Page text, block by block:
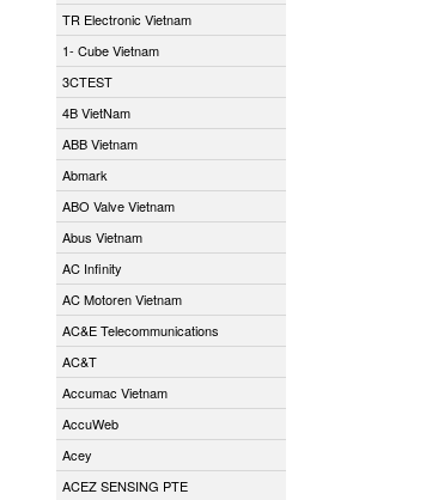
TR Electronic Vietnam
1- Cube Vietnam
3CTEST
4B VietNam
ABB Vietnam
Abmark
ABO Valve Vietnam
Abus Vietnam
AC Infinity
AC Motoren Vietnam
AC&E Telecommunications
AC&T
Accumac Vietnam
AccuWeb
Acey
ACEZ SENSING PTE